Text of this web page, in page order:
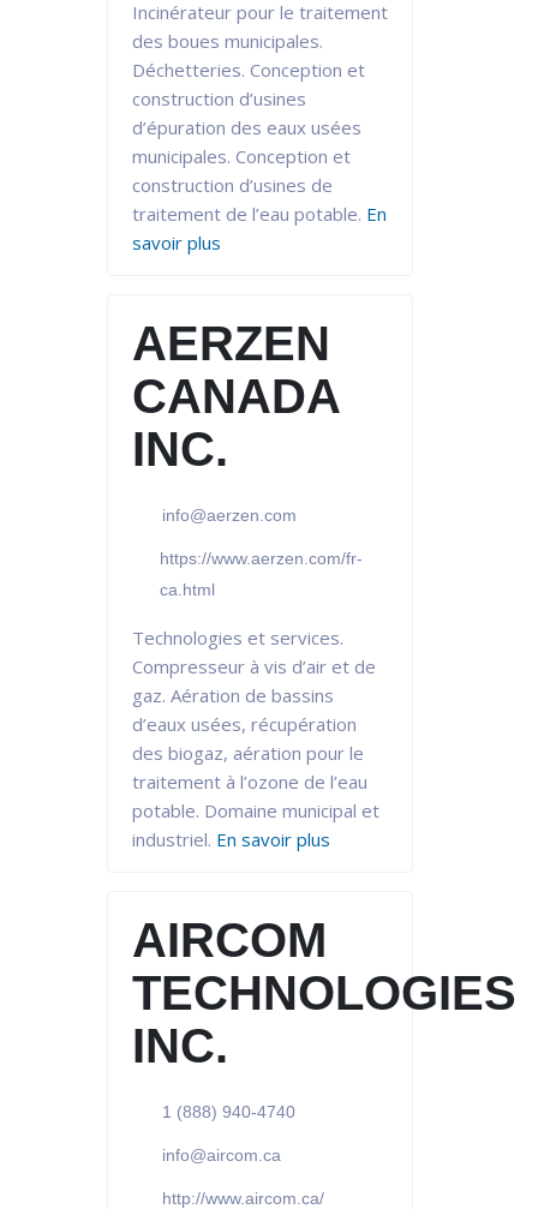
Incinérateur pour le traitement
des boues municipales.
Déchetteries. Conception et
construction d’usines
d’épuration des eaux usées
municipales. Conception et
construction d’usines de
traitement de l’eau potable. En
savoir plus
AERZEN
CANADA
INC.
info@aerzen.com
https://www.aerzen.com/fr-
ca.html
Technologies et services.
Compresseur à vis d’air et de
gaz. Aération de bassins
d’eaux usées, récupération
des biogaz, aération pour le
traitement à l’ozone de l’eau
potable. Domaine municipal et
industriel. En savoir plus
AIRCOM
TECHNOLOGIES
INC.
1 (888) 940-4740
info@aircom.ca
http://www.aircom.ca/